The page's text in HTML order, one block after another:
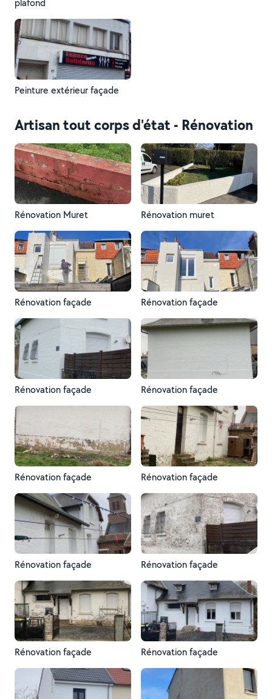
plafond
Peinture extérieur façade
Artisan tout corps d'état - Rénovation
Rénovation Muret Rénovation muret
Rénovation façade Rénovation façade
Rénovation façade Rénovation façade
Rénovation façade Rénovation façade
Rénovation façade Rénovation façade
Rénovation façade Rénovation façade